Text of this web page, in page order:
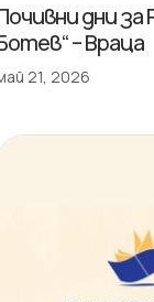
дни за
– Враца
21, 2026